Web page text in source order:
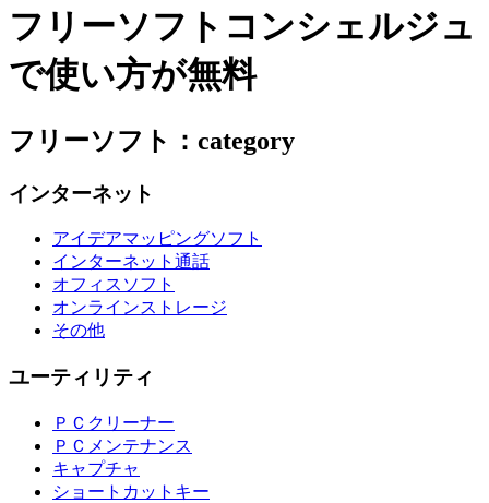
フリーソフトコンシェルジュ
で使い方が無料
フリーソフト：category
インターネット
アイデアマッピングソフト
インターネット通話
オフィスソフト
オンラインストレージ
その他
ユーティリティ
ＰＣクリーナー
ＰＣメンテナンス
キャプチャ
ショートカットキー